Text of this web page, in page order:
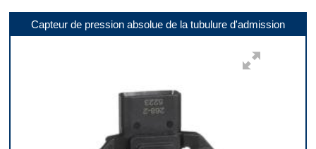
Capteur de pression absolue de la tubulure d'admission